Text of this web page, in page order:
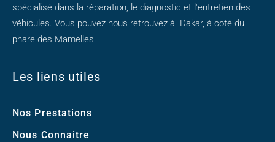
spécialisé dans la réparation, le diagnostic et l'entretien des
véhicules. Vous pouvez nous retrouvez à Dakar, à coté du
phare des Mamelles
Les liens utiles
Nos Prestations
Nous Connaitre